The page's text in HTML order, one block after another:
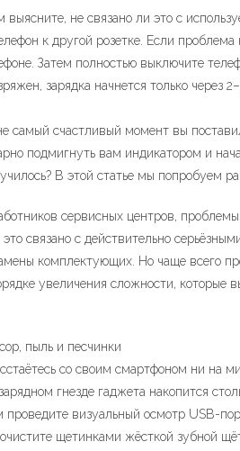
не связано ли это с
к другой розетке. Если
Затем полностью выключите
зарядка начнется только через
самый счастливый момент вы
подмигнуть вам индикатором и
В этой статье мы попробуем
сервисных центров,
связано с действительно
комплектующих. Но чаще всего
увеличения сложности,
пыль и песчинки
со своим смартфоном ни на
гнезде гаджета накопится
визуальный осмотр USB-
щетинками жёсткой зубной